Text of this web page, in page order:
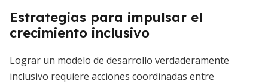
Estrategias para impulsar el
crecimiento inclusivo
Lograr un modelo de desarrollo verdaderamente
inclusivo requiere acciones coordinadas entre